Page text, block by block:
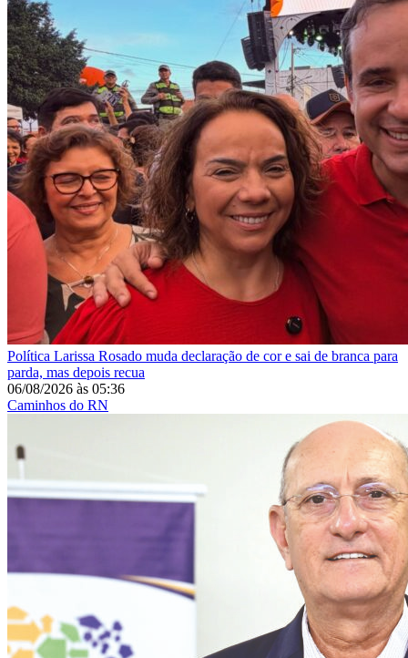
Política Larissa Rosado muda declaração de cor e sai de branca para
parda, mas depois recua
06/08/2026 às 05:36
Caminhos do RN